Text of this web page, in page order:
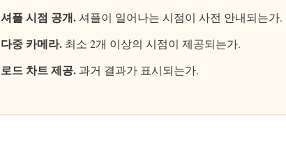
셔플 시점 공개.셔플이 일어나는 시점이 사전 안내되는가.
다중 카메라. 최소 2개 이상의 시점이 제공되는가.
로드 차트 제공. 과거 결과가 표시되는가.